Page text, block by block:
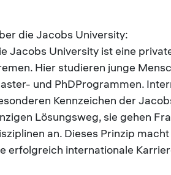
die Jacobs University:
Jacobs University ist eine
Hier studieren junge
und PhDProgrammen.
Kennzeichen der
Lösungsweg, sie gehen
an. Dieses Prinzip
erfolgreich internationale